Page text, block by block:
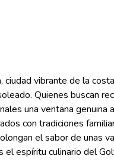
ciudad vibrante de la
Quienes buscan
una ventana genuina
con tradiciones
el sabor de unas
el espíritu culinario del